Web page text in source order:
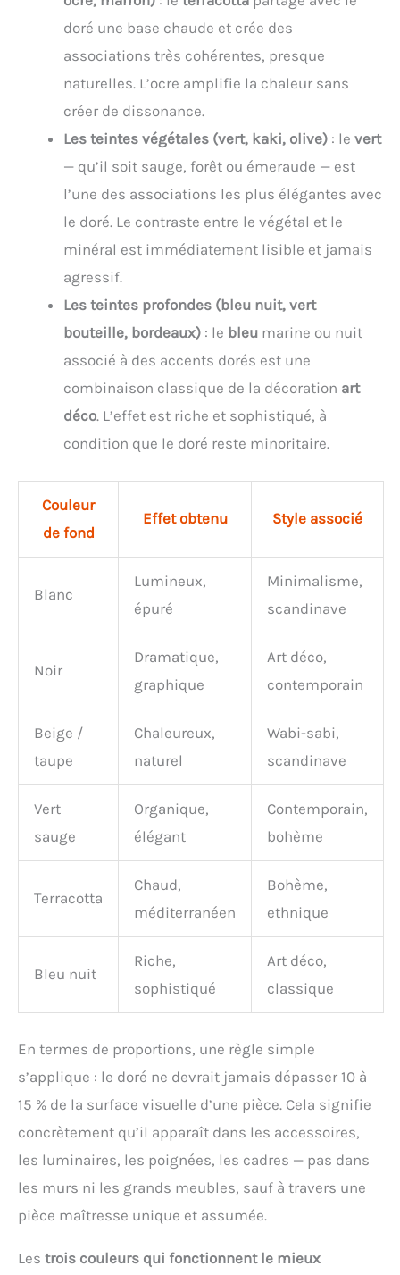
doré une base chaude et crée des
associations très cohérentes, presque
naturelles. L’ocre amplifie la chaleur sans
créer de dissonance.
Les teintes végétales (vert, kaki, olive) : le vert
— qu’il soit sauge, forêt ou émeraude — est
l’une des associations les plus élégantes avec
le doré. Le contraste entre le végétal et le
minéral est immédiatement lisible et jamais
agressif.
Les teintes profondes (bleu nuit, vert
bouteille, bordeaux) : le bleu marine ou nuit
associé à des accents dorés est une
combinaison classique de la décoration art
déco. L’effet est riche et sophistiqué, à
condition que le doré reste minoritaire.
Couleur
de fond
Effet obtenu Style associé
Blanc
Lumineux,
épuré
Minimalisme,
scandinave
Noir
Dramatique,
graphique
Art déco,
contemporain
Beige /
taupe
Chaleureux,
naturel
Wabi-sabi,
scandinave
Vert
sauge
Organique,
élégant
Contemporain,
bohème
Terracotta
Chaud,
méditerranéen
Bohème,
ethnique
Bleu nuit
Riche,
sophistiqué
Art déco,
classique
En termes de proportions, une règle simple
s’applique : le doré ne devrait jamais dépasser 10 à
15 % de la surface visuelle d’une pièce. Cela signifie
concrètement qu’il apparaît dans les accessoires,
les luminaires, les poignées, les cadres — pas dans
les murs ni les grands meubles, sauf à travers une
pièce maîtresse unique et assumée.
Les trois couleurs qui fonctionnent le mieux